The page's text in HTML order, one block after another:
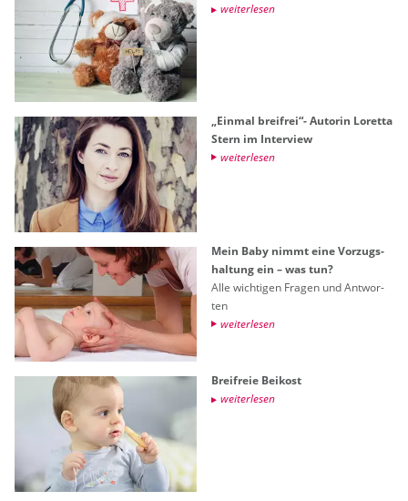
wei­ter­le­sen
„Ein­mal breifrei“- Au­to­rin Lo­ret­ta
Stern im In­ter­view
wei­ter­le­sen
Mein Baby nimmt eine Vor­zugs­
hal­tung ein – was tun?
Alle wich­ti­gen Fra­gen und Ant­wor­
ten
wei­ter­le­sen
Breifreie Bei­kost
wei­ter­le­sen